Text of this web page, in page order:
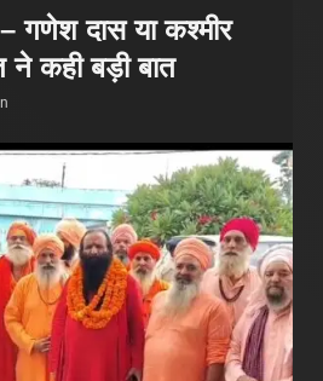
गणेश दास या कश्मीर
ने कही बड़ी बात